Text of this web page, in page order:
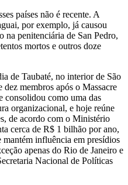
países não é recente. A
por exemplo, já causou
na penitenciária de San Pedro,
mortos e outros doze
de Taubaté, no interior de São
membros após o Massacre
consolidou como uma das
organizacional, e hoje reúne
de acordo com o Ministério
cerca de R$ 1 bilhão por ano,
influência em presídios
apenas do Rio de Janeiro e
Nacional de Políticas